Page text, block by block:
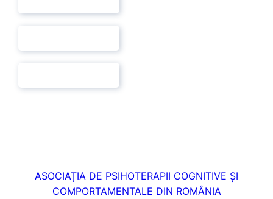
ASOCIAȚIA DE PSIHOTERAPII COGNITIVE ȘI
COMPORTAMENTALE DIN ROMÂNIA